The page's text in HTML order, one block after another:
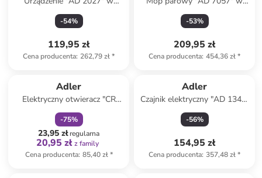
kolorze białym do stylizacji
włosów
-54%
119,95 zł
Cena producenta: 262,79 zł*
kolorze białym
-53%
209,95 zł
Cena producenta: 454,36 zł*
Adler
Elektryczny otwieracz "CR
4510" w kolorze czarnym do
wina
-75%
23,95 złregularna
20,95 zł z family
Cena producenta: 85,40 zł*
Adler
Czajnik elektryczny "AD 1341"
w kolorze białym - 1,7 l
-56%
154,95 zł
Cena producenta: 357,48 zł*